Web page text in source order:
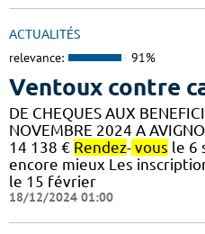
ACTUALITÉS
relevance: 91%
Ventoux contre
DE CHEQUES AUX
NOVEMBRE 2024 A
14 138 € Rendez- vous le 6
encore mieux Les
le 15 février
18/12/2024 01:00